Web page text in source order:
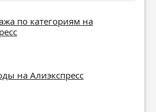
по категориям на
на Алиэкспресс